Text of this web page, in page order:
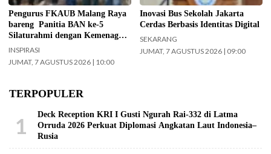
Malang. Selain itu juga silaturahmi
dengan jajaran Kantor
Kementerian Agama (Kemenag)
Kabupaten Malang. (Foto: ist)
Pengurus FKAUB Malang Raya
bareng Panitia BAN ke-5
Silaturahmi dengan Kemenag
Kabupaten Malang dan Yayasan
INSPIRASI
JUMAT, 7 AGUSTUS 2026 | 10:00
Inovasi Bus Sekolah Jakarta
Cerdas Berbasis Identitas Digital
SEKARANG
JUMAT, 7 AGUSTUS 2026 | 09:00
TERPOPULER
1
Deck Reception KRI I Gusti Ngurah Rai-332 di Latma
Orruda 2026 Perkuat Diplomasi Angkatan Laut Indonesia–
Rusia